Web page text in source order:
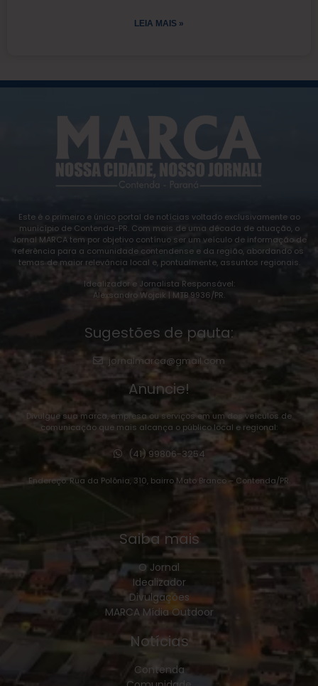
LEIA MAIS »
Este é o primeiro e único portal de notícias voltado exclusivamente ao
município de Contenda-PR. Com mais de uma década de atuação, o
Jornal MARCA tem por objetivo contínuo ser um veículo de informação de
referência para a comunidade contendense e da região, abordando os
temas de maior relevância local e, pontualmente, assuntos regionais.
Idealizador e Jornalista Responsável:
Alexsandro Wojcik | MTB 9936/PR.
Sugestões de pauta:
jornalmarca@gmail.com
Anuncie!
Divulgue sua marca, empresa ou serviços em um dos veículos de
comunicação que mais alcança o público local e regional:
(41) 99806-3254
Endereço: Rua da Polônia, 310, bairro Mato Branco – Contenda/PR.
Saiba mais
O Jornal
Idealizador
Divulgações
MARCA Mídia Outdoor
Notícias
Contenda